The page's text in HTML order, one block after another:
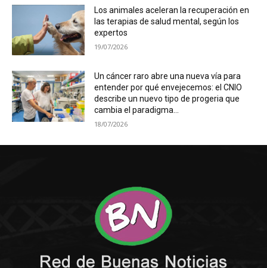
Los animales aceleran la recuperación en
las terapias de salud mental, según los
expertos
19/07/2026
Un cáncer raro abre una nueva vía para
entender por qué envejecemos: el CNIO
describe un nuevo tipo de progeria que
cambia el paradigma...
18/07/2026